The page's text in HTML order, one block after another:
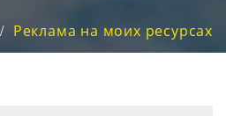
Реклама на моих ресурсах